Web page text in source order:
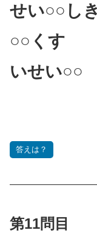
せい○○しき
○○くす
いせい○○
答えは？
第11問目